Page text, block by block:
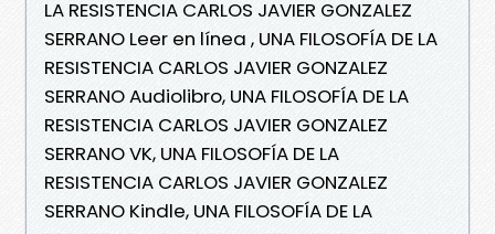
LA RESISTENCIA CARLOS JAVIER GONZALEZ
SERRANO Leer en línea , UNA FILOSOFÍA DE LA
RESISTENCIA CARLOS JAVIER GONZALEZ
SERRANO Audiolibro, UNA FILOSOFÍA DE LA
RESISTENCIA CARLOS JAVIER GONZALEZ
SERRANO VK, UNA FILOSOFÍA DE LA
RESISTENCIA CARLOS JAVIER GONZALEZ
SERRANO Kindle, UNA FILOSOFÍA DE LA